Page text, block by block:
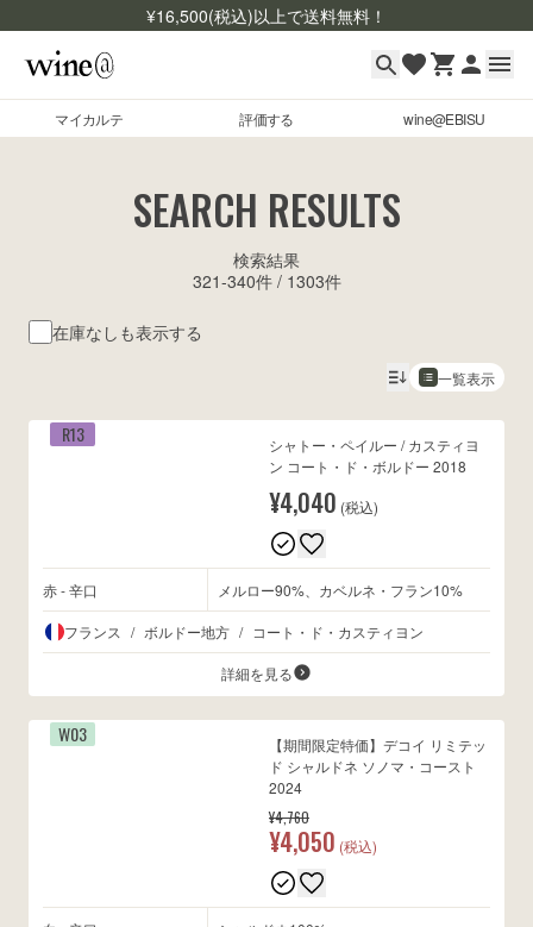
¥16,500(税込)以上で送料無料！
マイカルテ 評価する wine@EBISU
マイカルテ
商品検索
よくあるご質問
wine@とは
SEARCH RESULTS
検索結果
321-340件 / 1303件
在庫なしも表示する
一覧表示
R13
シャトー・ペイルー / カスティヨ
ン コート・ド・ボルドー 2018
¥4,040 (税込)
赤 - 辛口 メルロー90%、カベルネ・フラン10%
フランス / ボルドー地方 / コート・ド・カスティヨン
詳細を見る
W03
【期間限定特価】デコイ リミテッ
ド シャルドネ ソノマ・コースト
2024
¥4,760
¥4,050 (税込)